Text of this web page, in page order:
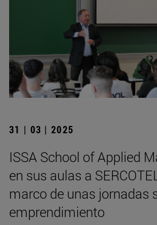
31 | 03 | 2025
ISSA School of Applied
en sus aulas a
marco de unas jornadas
emprendimiento